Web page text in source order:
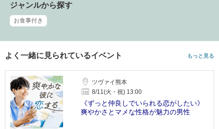
ジャンルから探す
お食事付き
よく一緒に見られているイベント もっと見る
ツヴァイ熊本
8/11(火・祝) 13:00
《ずっと仲良しでいられる恋がしたい》
爽やかさとマメな性格が魅力の男性